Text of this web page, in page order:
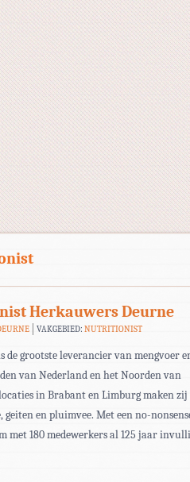
Herkauwers Deurne
VAKGEBIED:NUTRITIONIST
de grootste leverancier van mengvoer
van Nederland en het Noorden van
in Brabant en Limburg maken zij
en pluimvee. Met een no-
met 180 medewerkers al 125 jaar